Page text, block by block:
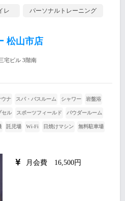
レ パーソナルトレーニング
松山市店
宅ビル 3階南
ウナ スパ・バスルーム シャワー 岩盤浴
セル スポーツフィールド パウダールーム
託児場 Wi-Fi 日焼けマシン 無料駐車場
月会費 16,500円